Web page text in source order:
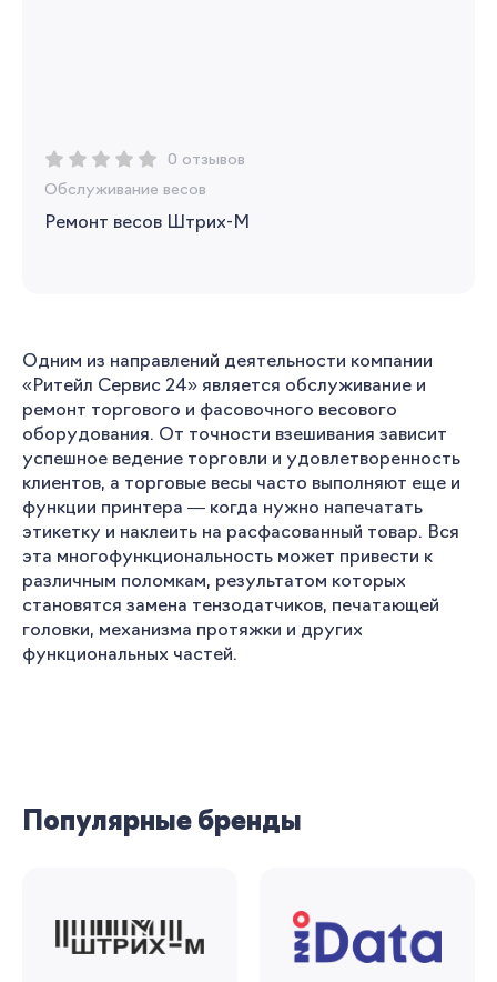
0 отзывов
Обслуживание весов
Ремонт весов Штрих-М
Одним из направлений деятельности компании
«Ритейл Сервис 24» является обслуживание и
ремонт торгового и фасовочного весового
оборудования. От точности взешивания зависит
успешное ведение торговли и удовлетворенность
клиентов, а торговые весы часто выполняют еще и
функции принтера — когда нужно напечатать
этикетку и наклеить на расфасованный товар. Вся
эта многофункциональность может привести к
различным поломкам, результатом которых
становятся замена тензодатчиков, печатающей
головки, механизма протяжки и других
функциональных частей.
Популярные бренды
Я согласен на обработку моих
персональных данных
Вернуться
Регистрация
Вы сможете отслеживать статус своих
заказов и получать индивидуальные
рекомендации